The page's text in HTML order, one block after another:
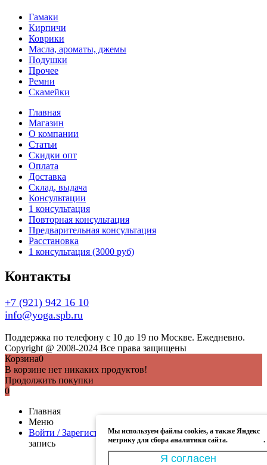
Гамаки
Кирпичи
Коврики
Масла, ароматы, джемы
Подушки
Прочее
Ремни
Скамейки
Главная
Магазин
О компании
Статьи
Скидки опт
Оплата
Доставка
Склад, выдача
Консультации
1 консультация
Повторная консультация
Предварительная консультация
Расстановка
1 консультация (3000 руб)
Контакты
+7 (921) 942 16 10
info@yoga.spb.ru
Поддержка по телефону с 10 до 19 по Москве. Ежедневно.
Copyright @ 2008-2024 Все права защищены
Корзина0
В корзине нет никаких продуктов!
Продолжить покупки
0
Главная
Меню
Войти / ЗарегистрироватьсяМоя учётная запись Учётная
запись
Мы используем файлы cookies, а также Яндекс
метрику для сбора аналитики сайта.
Подробнее.
Я согласен